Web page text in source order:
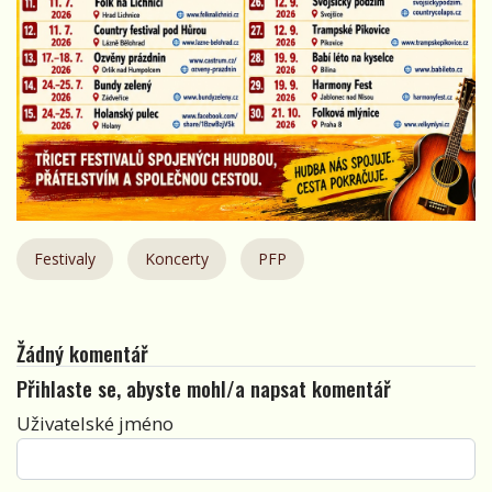
Festivaly Koncerty PFP
Žádný komentář
Přihlaste se, abyste mohl/a napsat komentář
Uživatelské jméno